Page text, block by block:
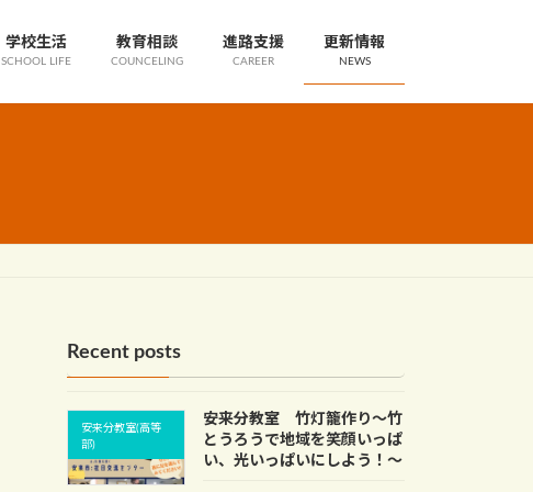
学校生活
SCHOOL LIFE
教育相談
COUNCELING
進路支援
CAREER
更新情報
NEWS
Recent posts
安来分教室(高等
部)
安来分教室 竹灯籠作り～竹
とうろうで地域を笑顔いっぱ
い、光いっぱいにしよう！～